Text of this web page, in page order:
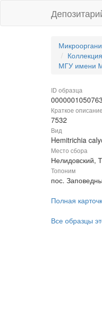
МГУ имени
ID образца
0000001050763
Краткое описание
7532
Вид
Hemitrichia
Место сбора
Нелидовский,
Топоним
пос.
Полная
Все образцы